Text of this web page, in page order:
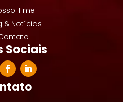
Time
& Notícias
Sociais